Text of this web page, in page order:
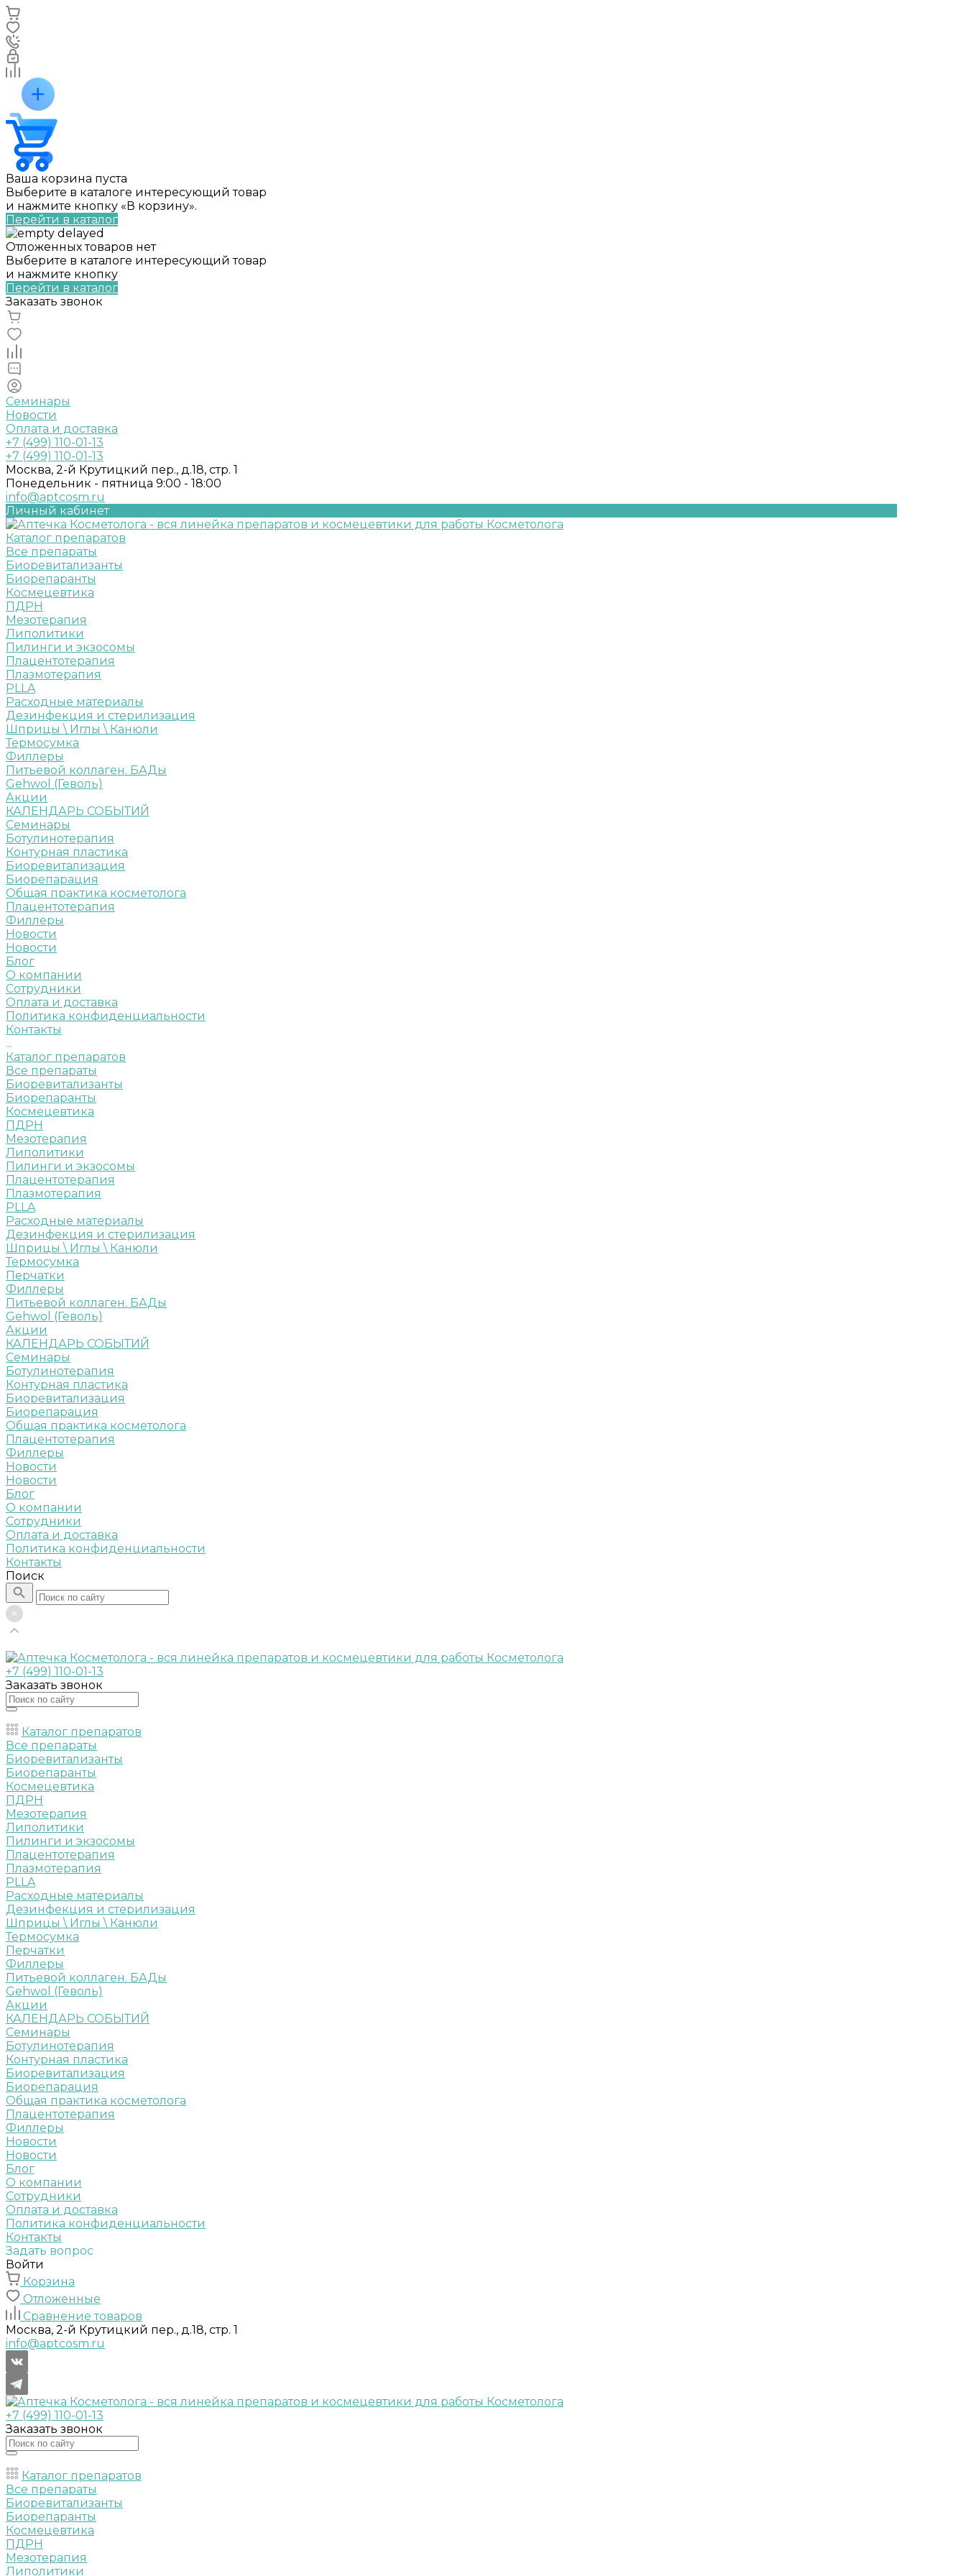
Ваша корзина пуста
Выберите в каталоге интересующий товар
и нажмите кнопку «В корзину».
Перейти в каталог
Отложенных товаров нет
Выберите в каталоге интересующий товар
и нажмите кнопку
Перейти в каталог
Заказать звонок
Семинары
Новости
Оплата и доставка
+7 (499) 110-01-13
+7 (499) 110-01-13
Москва, 2-й Крутицкий пер., д.18, стр. 1
Понедельник - пятница 9:00 - 18:00
info@aptcosm.ru
Личный кабинет
Каталог препаратов
Все препараты
Биоревитализанты
Биорепаранты
Космецевтика
ПДРН
Мезотерапия
Липолитики
Пилинги и экзосомы
Плацентотерапия
Плазмотерапия
PLLA
Расходные материалы
Дезинфекция и стерилизация
Шприцы \ Иглы \ Канюли
Термосумка
Филлеры
Питьевой коллаген. БАДы
Gehwol (Геволь)
Акции
КАЛЕНДАРЬ СОБЫТИЙ
Семинары
Ботулинотерапия
Контурная пластика
Биоревитализация
Биорепарация
Общая практика косметолога
Плацентотерапия
Филлеры
Новости
Новости
Блог
О компании
Сотрудники
Оплата и доставка
Политика конфиденциальности
Контакты
...
Каталог препаратов
Все препараты
Биоревитализанты
Биорепаранты
Космецевтика
ПДРН
Мезотерапия
Липолитики
Пилинги и экзосомы
Плацентотерапия
Плазмотерапия
PLLA
Расходные материалы
Дезинфекция и стерилизация
Шприцы \ Иглы \ Канюли
Термосумка
Перчатки
Филлеры
Питьевой коллаген. БАДы
Gehwol (Геволь)
Акции
КАЛЕНДАРЬ СОБЫТИЙ
Семинары
Ботулинотерапия
Контурная пластика
Биоревитализация
Биорепарация
Общая практика косметолога
Плацентотерапия
Филлеры
Новости
Новости
Блог
О компании
Сотрудники
Оплата и доставка
Политика конфиденциальности
Контакты
Поиск
+7 (499) 110-01-13
Заказать звонок
Каталог препаратов
Все препараты
Биоревитализанты
Биорепаранты
Космецевтика
ПДРН
Мезотерапия
Липолитики
Пилинги и экзосомы
Плацентотерапия
Плазмотерапия
PLLA
Расходные материалы
Дезинфекция и стерилизация
Шприцы \ Иглы \ Канюли
Термосумка
Перчатки
Филлеры
Питьевой коллаген. БАДы
Gehwol (Геволь)
Акции
КАЛЕНДАРЬ СОБЫТИЙ
Семинары
Ботулинотерапия
Контурная пластика
Биоревитализация
Биорепарация
Общая практика косметолога
Плацентотерапия
Филлеры
Новости
Новости
Блог
О компании
Сотрудники
Оплата и доставка
Политика конфиденциальности
Контакты
Задать вопрос
Войти
Корзина
Отложенные
Сравнение товаров
Москва, 2-й Крутицкий пер., д.18, стр. 1
info@aptcosm.ru
+7 (499) 110-01-13
Заказать звонок
Каталог препаратов
Все препараты
Биоревитализанты
Биорепаранты
Космецевтика
ПДРН
Мезотерапия
Липолитики